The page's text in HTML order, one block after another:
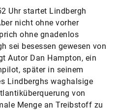
Uhr startet Lindbergh
nicht ohne vorher
ohne gnadenlos
sei besessen gewesen von
Autor Dan Hampton, ein
später in seinem
Lindberghs waghalsige
von
Menge an Treibstoff zu